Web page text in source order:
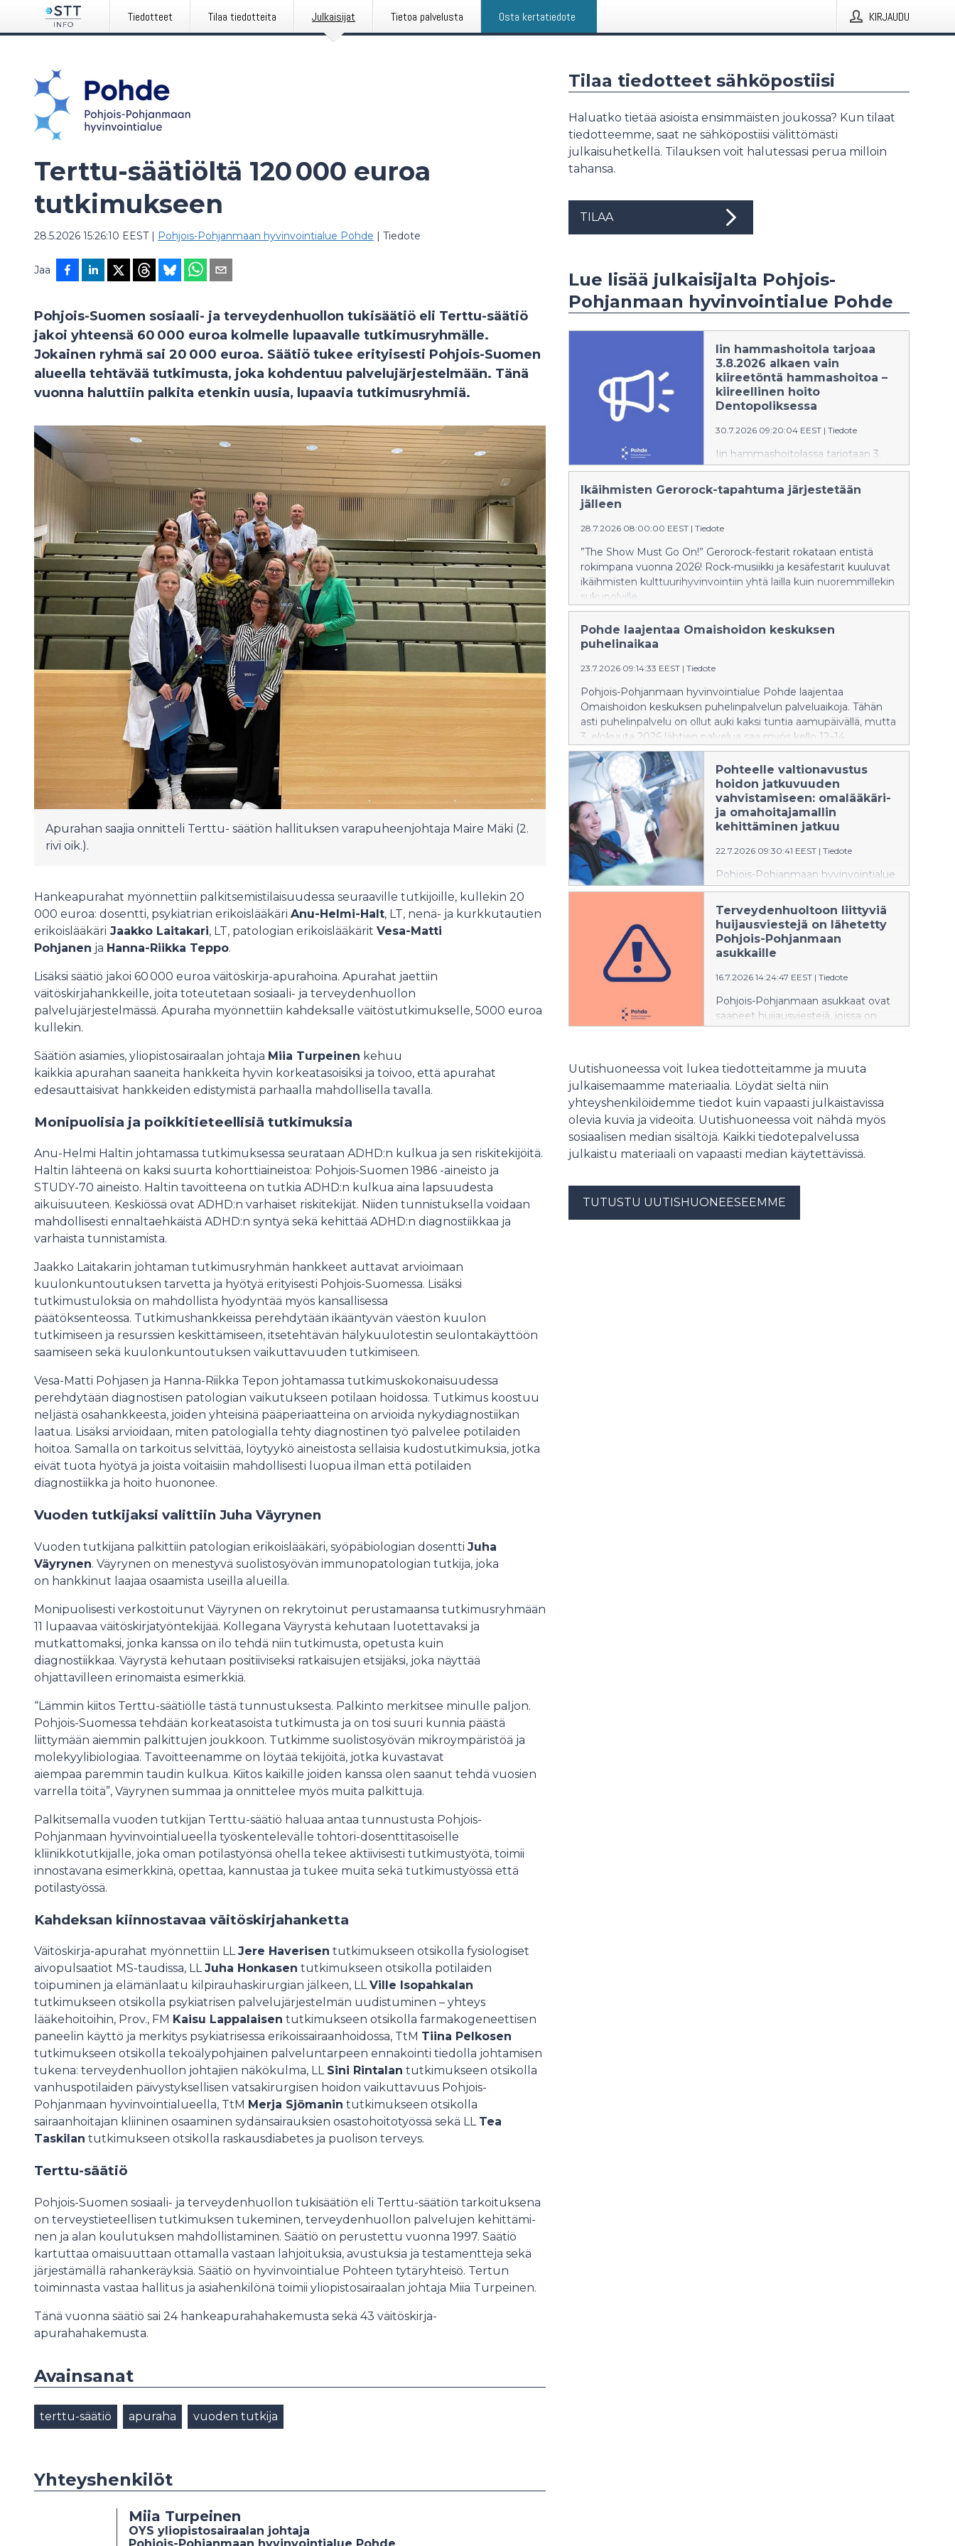
Tiedotteet Tilaa tiedotteita Julkaisijat Tietoa palvelusta Osta kertatiedote KIRJAUDU
Terttu-säätiöltä 120 000 euroa
tutkimukseen
28.5.2026 15:26:10 EEST| Pohjois-Pohjanmaan hyvinvointialue Pohde | Tiedote
Jaa
Pohjois-Suomen sosiaali- ja terveydenhuollon tukisäätiö eli Terttu-säätiö
jakoi yhteensä 60 000 euroa kolmelle lupaavalle tutkimusryhmälle.
Jokainen ryhmä sai 20 000 euroa. Säätiö tukee erityisesti Pohjois-​Suomen
alueella tehtävää tutkimusta, joka kohdentuu palvelujärjestelmään. Tänä
vuonna haluttiin palkita etenkin uusia, lupaavia tutkimusryhmiä.
Apurahan saajia onnitteli Terttu-​ säätiön hallituksen varapuheenjohtaja Maire Mäki (2.
rivi oik.).
Hankeapurahat myönnettiin palkitsemistilaisuudessa seuraaville tutkijoille, kullekin 20
000 euroa: dosentti, psykiatrian erikoislääkäri Anu-Helmi-Halt, LT, nenä- ja kurkkutautien
erikoislääkäri Jaakko Laitakari, LT, patologian erikoislääkärit Vesa-Matti
Pohjanen ja Hanna-Riikka Teppo.
Lisäksi säätiö jakoi 60 000 euroa väitöskirja-apurahoina. Apurahat jaettiin
väitöskirjahankkeille, joita toteutetaan sosiaali- ja terveydenhuollon
palvelujärjestelmässä. Apuraha myönnettiin kahdeksalle väitöstutkimukselle, 5000 euroa
kullekin.
Säätiön asiamies, yliopistosairaalan johtaja Miia Turpeinen kehuu
kaikkia apurahan saaneita hankkeita hyvin korkeatasoisiksi ja toivoo, että apurahat
edesauttaisivat hankkeiden edistymistä parhaalla mahdollisella tavalla.
Monipuolisia ja poikkitieteellisiä tutkimuksia
Anu-Helmi Haltin johtamassa tutkimuksessa seurataan ADHD:n kulkua ja sen riskitekijöitä.
Haltin lähteenä on kaksi suurta kohorttiaineistoa: Pohjois-Suomen 1986 -aineisto ja
STUDY-70 aineisto. Haltin tavoitteena on tutkia ADHD:n kulkua aina lapsuudesta
aikuisuuteen. Keskiössä ovat ADHD:n varhaiset riskitekijät. Niiden tunnistuksella voidaan
mahdollisesti ennaltaehkäistä ADHD:n syntyä sekä kehittää ADHD:n diagnostiikkaa ja
varhaista tunnistamista.
Jaakko Laitakarin johtaman tutkimusryhmän hankkeet auttavat arvioimaan
kuulonkuntoutuksen tarvetta ja hyötyä erityisesti Pohjois-Suomessa. Lisäksi
tutkimustuloksia on mahdollista hyödyntää myös kansallisessa
päätöksenteossa. Tutkimushankkeissa perehdytään ikääntyvän väestön kuulon
tutkimiseen ja resurssien keskittämiseen, itsetehtävän hälykuulotestin seulontakäyttöön
saamiseen sekä kuulonkuntoutuksen vaikuttavuuden tutkimiseen.
Vesa-Matti Pohjasen ja Hanna-Riikka Tepon johtamassa tutkimuskokonaisuudessa
perehdytään diagnostisen patologian vaikutukseen potilaan hoidossa. Tutkimus koostuu
neljästä osahankkeesta, joiden yhteisinä pääperiaatteina on arvioida nykydiagnostiikan
laatua. Lisäksi arvioidaan, miten patologialla tehty diagnostinen työ palvelee potilaiden
hoitoa. Samalla on tarkoitus selvittää, löytyykö aineistosta sellaisia kudostutkimuksia, jotka
eivät tuota hyötyä ja joista voitaisiin mahdollisesti luopua ilman että potilaiden
diagnostiikka ja hoito huononee.
Vuoden tutkijaksi valittiin Juha Väyrynen
Vuoden tutkijana palkittiin patologian erikoislääkäri, syöpäbiologian dosentti Juha
Väyrynen. Väyrynen on menestyvä suolistosyövän immunopatologian tutkija, joka
on hankkinut laajaa osaamista useilla alueilla.
Monipuolisesti verkostoitunut Väyrynen on rekrytoinut perustamaansa tutkimusryhmään
11 lupaavaa väitöskirjatyöntekijää. Kollegana Väyrystä kehutaan luotettavaksi ja
mutkattomaksi, jonka kanssa on ilo tehdä niin tutkimusta, opetusta kuin
diagnostiikkaa. Väyrystä kehutaan positiiviseksi ratkaisujen etsijäksi, joka näyttää
ohjattavilleen erinomaista esimerkkiä.
“Lämmin kiitos Terttu-säätiölle tästä tunnustuksesta. Palkinto merkitsee minulle paljon.
Pohjois-Suomessa tehdään korkeatasoista tutkimusta ja on tosi suuri kunnia päästä
liittymään aiemmin palkittujen joukkoon. Tutkimme suolistosyövän mikroympäristöä ja
molekyylibiologiaa. Tavoitteenamme on löytää tekijöitä, jotka kuvastavat
aiempaa paremmin taudin kulkua. Kiitos kaikille joiden kanssa olen saanut tehdä vuosien
varrella töitä”, Väyrynen summaa ja onnittelee myös muita palkittuja.
Palkitsemalla vuoden tutkijan Terttu-säätiö haluaa antaa tunnustusta Pohjois-​
Pohjanmaan hyvinvointialueella työskentelevälle tohtori-​dosenttitasoiselle
kliinikkotutkijalle, joka oman potilastyönsä ohella tekee aktiivisesti tutkimustyötä, toimii
innostavana esimerkkinä, opettaa, kannustaa ja tukee muita sekä tutkimustyössä että
potilastyössä.
Kahdeksan kiinnostavaa väitöskirjahanketta
Väitöskirja-apurahat myönnettiin LLJere Haverisen tutkimukseen otsikolla fysiologiset
aivopulsaatiot MS-taudissa, LLJuha Honkasen tutkimukseen otsikolla potilaiden
toipuminen ja elämänlaatu kilpirauhaskirurgian jälkeen, LLVille Isopahkalan
tutkimukseen otsikolla psykiatrisen palvelujärjestelmän uudistuminen – yhteys
lääkehoitoihin, Prov., FM Kaisu Lappalaisen tutkimukseen otsikolla farmakogeneettisen
paneelin käyttö ja merkitys psykiatrisessa erikoissairaanhoidossa, TtM Tiina Pelkosen
tutkimukseen otsikolla tekoälypohjainen palveluntarpeen ennakointi tiedolla johtamisen
tukena: terveydenhuollon johtajien näkökulma, LL Sini Rintalan tutkimukseen otsikolla
vanhuspotilaiden päivystyksellisen vatsakirurgisen hoidon vaikuttavuus Pohjois-
Pohjanmaan hyvinvointialueella, TtM Merja Sjömanin tutkimukseen otsikolla
sairaanhoitajan kliininen osaaminen sydänsairauksien osastohoitotyössä sekä LL Tea
Taskilan tutkimukseen otsikolla raskausdiabetes ja puolison terveys.
Terttu-säätiö
Poh­jois-Suo­men sosiaali- ja ter­vey­den­huol­lon tu­ki­sää­tiön eli Tert­tu-säätiön tarkoituksena
on ter­veys­tie­teel­li­sen tut­ki­muk­sen tu­ke­mi­nen, ter­vey­den­huol­lon pal­ve­lu­jen ke­hit­tä­mi­
nen ja alan kou­lu­tuk­sen mah­dol­lis­ta­mi­nen. Säätiö on perustettu vuonna 1997. Säätiö
kartuttaa omaisuuttaan ottamalla vastaan lahjoituksia, avustuksia ja testamentteja sekä
järjestämällä rahankeräyksiä. Säätiö on hyvinvointialue Pohteen tytäryhteisö. Tertun
toiminnasta vastaa hallitus ja asiahenkilönä toimii yliopistosairaalan johtaja Miia Turpeinen.
Tänä vuonna säätiö sai 24 hankeapurahahakemusta sekä 43 väitöskirja-
apurahahakemusta.
Avainsanat
terttu-säätiö apuraha vuoden tutkija
Yhteyshenkilöt
Miia Turpeinen
OYS yliopistosairaalan johtaja
Tilaa tiedotteet sähköpostiisi
Haluatko tietää asioista ensimmäisten joukossa? Kun tilaat
tiedotteemme, saat ne sähköpostiisi välittömästi
julkaisuhetkellä. Tilauksen voit halutessasi perua milloin
tahansa.
TILAA
Lue lisää julkaisijalta Pohjois-
Pohjanmaan hyvinvointialue Pohde
Iin hammashoitola tarjoaa
3.8.2026 alkaen vain
kiireetöntä hammashoitoa –
kiireellinen hoito
Dentopoliksessa
30.7.2026 09:20:04 EEST | Tiedote
Iin hammashoitolassa tarjotaan 3.
elokuuta 2026 alkaen vain
kiireetöntä hampaiden ja suun
hoitoa. Kiireellinen hampaiden ja
Dentopoliksessa.
Ikäihmisten Gerorock-tapahtuma järjestetään
jälleen
28.7.2026 08:00:00 EEST | Tiedote
”The Show Must Go On!” Gerorock-festarit rokataan entistä
rokimpana vuonna 2026! Rock-musiikki ja kesäfestarit kuuluvat
ikäihmisten kulttuurihyvinvointiin yhtä lailla kuin nuoremmillekin
sukupolville.
Pohde laajentaa Omaishoidon keskuksen
puhelinaikaa
23.7.2026 09:14:33 EEST | Tiedote
Pohjois-Pohjanmaan hyvinvointialue Pohde laajentaa
Omaishoidon keskuksen puhelinpalvelun palveluaikoja. Tähän
asti puhelinpalvelu on ollut auki kaksi tuntia aamupäivällä, mutta
3. elokuuta 2026 lähtien palvelua saa myös kello 12–14.
Pohteelle valtionavustus
hoidon jatkuvuuden
vahvistamiseen: omalääkäri-
ja omahoitajamallin
kehittäminen jatkuu
22.7.2026 09:30:41 EEST | Tiedote
Pohjois-Pohjanmaan hyvinvointialue
Pohde on saanut 3,24 miljoonan
euron valtionavustuksen
hankkeeseen, jonka tavoitteena on
parantaa edelleen hoidon
jatkuvuutta ja sujuvoittaa
Terveydenhuoltoon liittyviä
huijausviestejä on lähetetty
Pohjois-Pohjanmaan
asukkaille
16.7.2026 14:24:47 EEST | Tiedote
Pohjois-Pohjanmaan asukkaat ovat
saaneet huijausviestejä, joissa on
väitetty, että asukkaalle on varattu
päivälle. Pohde kehottaa ihmisiä
suhtautumaan varauksella viesteihin,
joissa on linkki.
Uutishuoneessa voit lukea tiedotteitamme ja muuta
julkaisemaamme materiaalia. Löydät sieltä niin
yhteyshenkilöidemme tiedot kuin vapaasti julkaistavissa
olevia kuvia ja videoita. Uutishuoneessa voit nähdä myös
sosiaalisen median sisältöjä. Kaikki tiedotepalvelussa
julkaistu materiaali on vapaasti median käytettävissä.
TUTUSTU UUTISHUONEESEEMME